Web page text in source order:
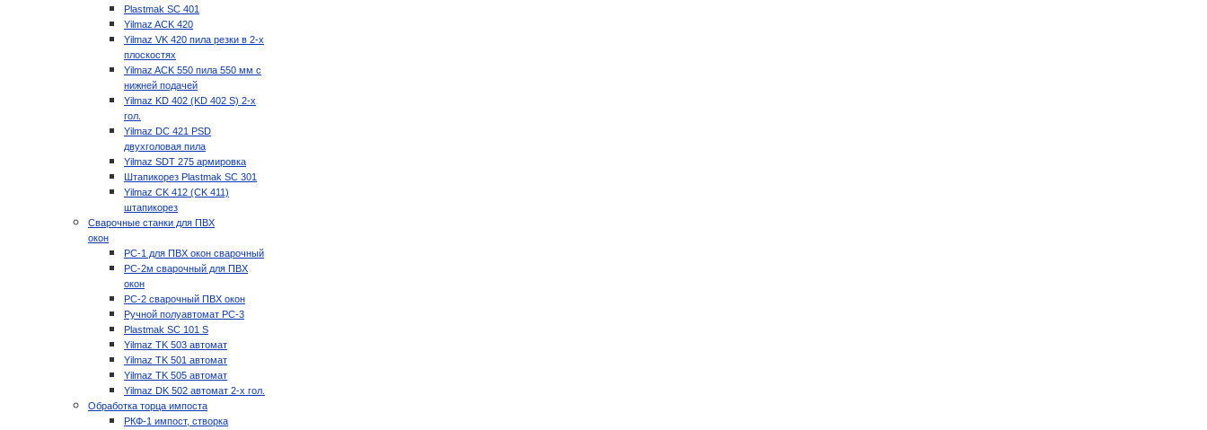
Plastmak SC 401
Yilmaz ACK 420
Yilmaz VK 420 пила резки в 2-х
плоскостях
Yilmaz ACK 550 пила 550 мм с
нижней подачей
Yilmaz KD 402 (KD 402 S) 2-х
гол.
Yilmaz DC 421 PSD
двухголовая пила
Yilmaz SDT 275 армировка
Штапикорез Plastmak SC 301
Yilmaz CK 412 (CK 411)
штапикорез
Сварочные станки для ПВХ
окон
РС-1 для ПВХ окон сварочный
РС-2м сварочный для ПВХ
окон
РС-2 сварочный ПВХ окон
Ручной полуавтомат РС-3
Plastmak SC 101 S
Yilmaz TK 503 автомат
Yilmaz TK 501 автомат
Yilmaz TK 505 автомат
Yilmaz DK 502 автомат 2-х гол.
Обработка торца импоста
РКФ-1 импост, створка